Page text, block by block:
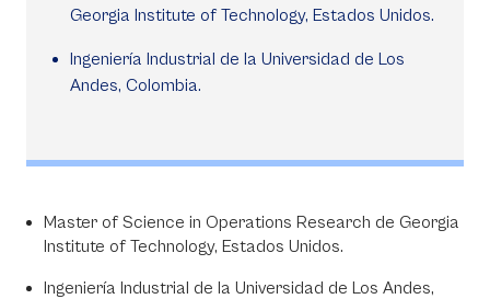
Georgia Institute of Technology, Estados Unidos.
Ingeniería Industrial de la Universidad de Los
Andes, Colombia.
Master of Science in Operations Research de Georgia
Institute of Technology, Estados Unidos.
Ingeniería Industrial de la Universidad de Los Andes,